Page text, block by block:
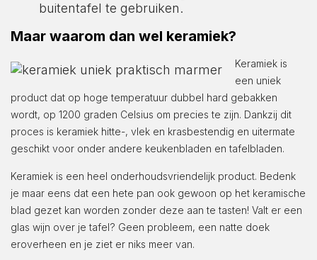
buitentafel te gebruiken.
Maar waarom dan wel keramiek?
Keramiek is
een uniek
product dat op hoge temperatuur dubbel hard gebakken
wordt, op 1200 graden Celsius om precies te zijn. Dankzij dit
proces is keramiek hitte-, vlek en krasbestendig en uitermate
geschikt voor onder andere keukenbladen en tafelbladen.
Keramiek is een heel onderhoudsvriendelijk product. Bedenk
je maar eens dat een hete pan ook gewoon op het keramische
blad gezet kan worden zonder deze aan te tasten! Valt er een
glas wijn over je tafel? Geen probleem, een natte doek
eroverheen en je ziet er niks meer van.